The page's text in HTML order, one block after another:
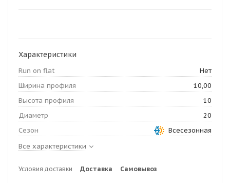
Характеристики
Run on flat
Нет
Ширина профиля
10,00
Высота профиля
10
Диаметр
20
Сезон
Всесезонная
Все характеристики
Условия доставки Доставка Самовывоз